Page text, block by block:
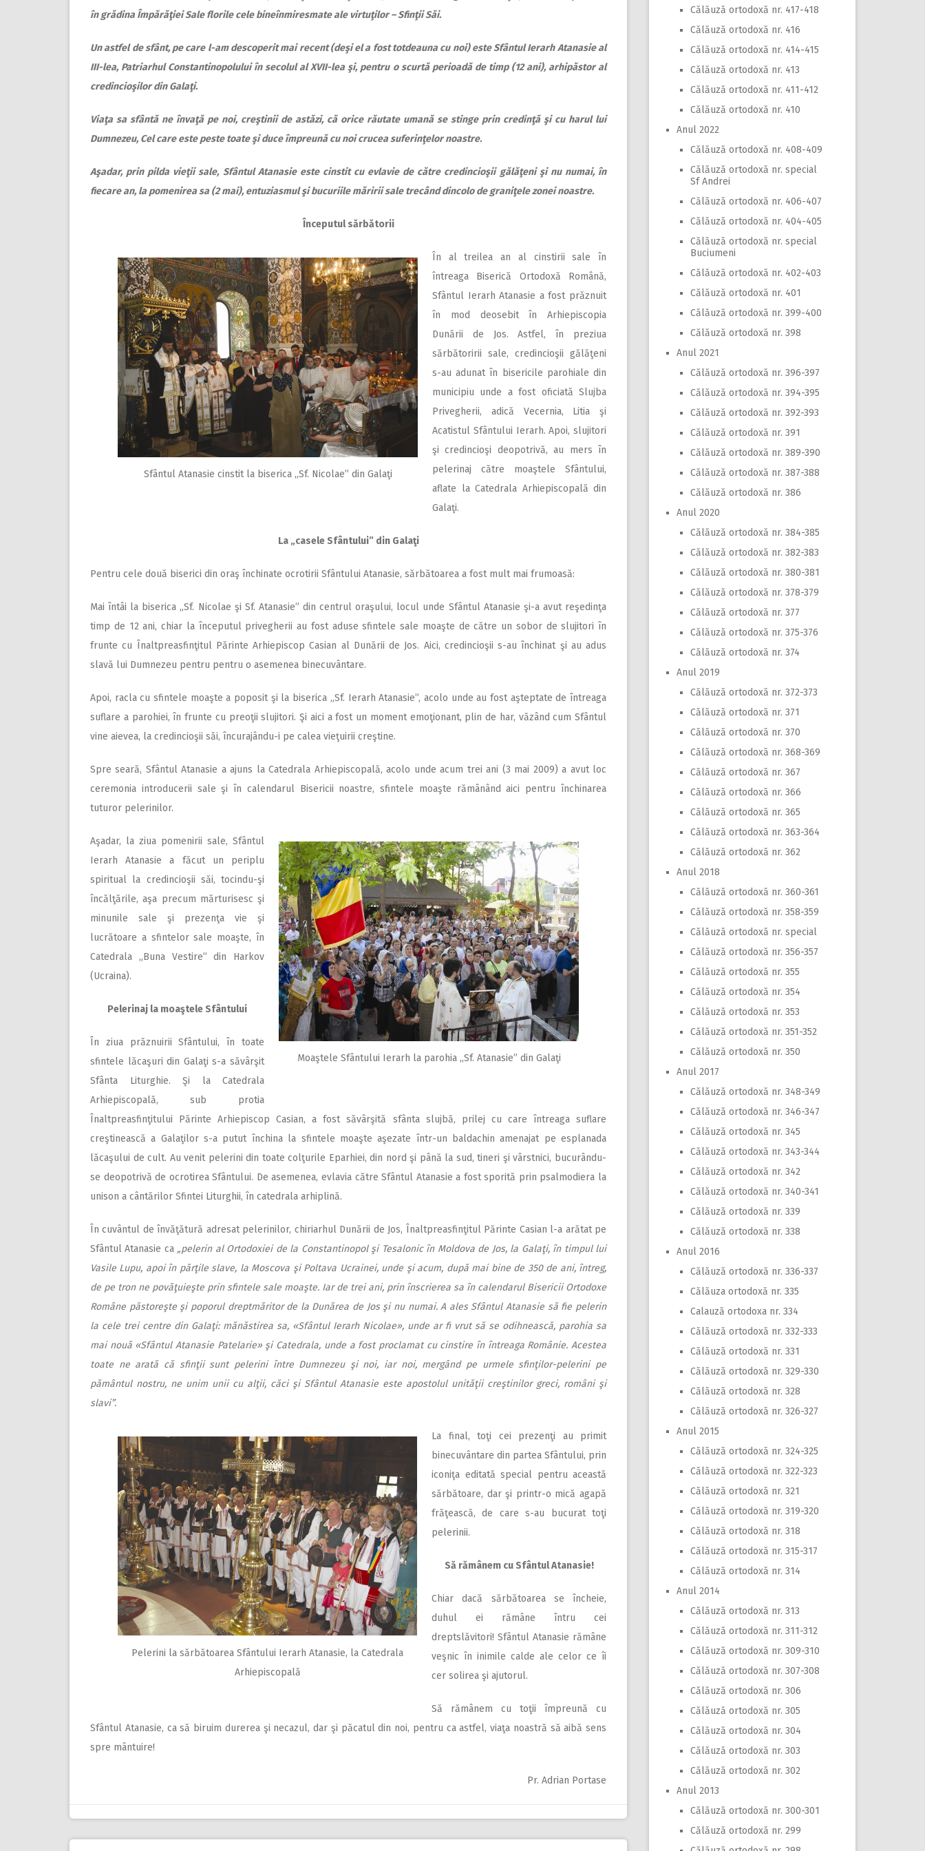
în grădina Împărăţiei Sale florile cele bineînmiresmate ale virtuţilor – Sfinţii Săi.
Un astfel de sfânt, pe care l-am descoperit mai recent (deşi el a fost totdeauna cu noi) este Sfântul Ierarh Atanasie al
III-lea, Patriarhul Constantinopolului în secolul al XVII-lea şi, pentru o scurtă perioadă de timp (12 ani), arhipăstor al
credincioşilor din Galaţi.
Viaţa sa sfântă ne învaţă pe noi, creştinii de astăzi, că orice răutate umană se stinge prin credinţă şi cu harul lui
Dumnezeu, Cel care este peste toate şi duce împreună cu noi crucea suferinţelor noastre.
Aşadar, prin pilda vieţii sale, Sfântul Atanasie este cinstit cu evlavie de către credincioşii gălăţeni şi nu numai, în
fiecare an, la pomenirea sa (2 mai), entuziasmul şi bucuriile măririi sale trecând dincolo de graniţele zonei noastre.
Începutul sărbătorii
Sfântul Atanasie cinstit la biserica ,,Sf. Nicolae” din Galaţi
În al treilea an al cinstirii sale în
întreaga Biserică Ortodoxă Română,
Sfântul Ierarh Atanasie a fost prăznuit
în mod deosebit în Arhiepiscopia
Dunării de Jos. Astfel, în preziua
sărbătoririi sale, credincioşii gălăţeni
s-au adunat în bisericile parohiale din
municipiu unde a fost oficiată Slujba
Privegherii, adică Vecernia, Litia şi
Acatistul Sfântului Ierarh. Apoi, slujitori
şi credincioşi deopotrivă, au mers în
pelerinaj către moaştele Sfântului,
aflate la Catedrala Arhiepiscopală din
Galaţi.
La „casele Sfântului” din Galaţi
Pentru cele două biserici din oraş închinate ocrotirii Sfântului Atanasie, sărbătoarea a fost mult mai frumoasă:
Mai întâi la biserica „Sf. Nicolae şi Sf. Atanasie” din centrul oraşului, locul unde Sfântul Atanasie şi-a avut reşedinţa
timp de 12 ani, chiar la începutul privegherii au fost aduse sfintele sale moaşte de către un sobor de slujitori în
frunte cu Înaltpreasfinţitul Părinte Arhiepiscop Casian al Dunării de Jos. Aici, credincioşii s-au închinat şi au adus
slavă lui Dumnezeu pentru pentru o asemenea binecuvântare.
Apoi, racla cu sfintele moaşte a poposit şi la biserica „Sf. Ierarh Atanasie”, acolo unde au fost aşteptate de întreaga
suflare a parohiei, în frunte cu preoţii slujitori. Şi aici a fost un moment emoţionant, plin de har, văzând cum Sfântul
vine aievea, la credincioşii săi, încurajându-i pe calea vieţuirii creştine.
Spre seară, Sfântul Atanasie a ajuns la Catedrala Arhiepiscopală, acolo unde acum trei ani (3 mai 2009) a avut loc
ceremonia introducerii sale şi în calendarul Bisericii noastre, sfintele moaşte rămânând aici pentru închinarea
tuturor pelerinilor.
Moaştele Sfântului Ierarh la parohia ,,Sf. Atanasie” din Galaţi
Aşadar, la ziua pomenirii sale, Sfântul
Ierarh Atanasie a făcut un periplu
spiritual la credincioşii săi, tocindu-şi
încălţările, aşa precum mărturisesc şi
minunile sale şi prezenţa vie şi
lucrătoare a sfintelor sale moaşte, în
Catedrala „Buna Vestire” din Harkov
(Ucraina).
Pelerinaj la moaştele Sfântului
În ziua prăznuirii Sfântului, în toate
sfintele lăcaşuri din Galaţi s-a săvârşit
Sfânta Liturghie. Şi la Catedrala
Arhiepiscopală, sub protia
Înaltpreasfinţitului Părinte Arhiepiscop Casian, a fost săvârşită sfânta slujbă, prilej cu care întreaga suflare
creştinească a Galaţilor s-a putut închina la sfintele moaşte aşezate într-un baldachin amenajat pe esplanada
lăcaşului de cult. Au venit pelerini din toate colţurile Eparhiei, din nord şi până la sud, tineri şi vârstnici, bucurându-
se deopotrivă de ocrotirea Sfântului. De asemenea, evlavia către Sfântul Atanasie a fost sporită prin psalmodiera la
unison a cântărilor Sfintei Liturghii, în catedrala arhiplină.
În cuvântul de învăţătură adresat pelerinilor, chiriarhul Dunării de Jos, Înaltpreasfinţitul Părinte Casian l-a arătat pe
Sfântul Atanasie ca „pelerin al Ortodoxiei de la Constantinopol şi Tesalonic în Moldova de Jos, la Galaţi, în timpul lui
Vasile Lupu, apoi în părţile slave, la Moscova şi Poltava Ucrainei, unde şi acum, după mai bine de 350 de ani, întreg,
de pe tron ne povăţuieşte prin sfintele sale moaşte. Iar de trei ani, prin înscrierea sa în calendarul Bisericii Ortodoxe
Române păstoreşte şi poporul dreptmăritor de la Dunărea de Jos şi nu numai. A ales Sfântul Atanasie să fie pelerin
la cele trei centre din Galaţi: mănăstirea sa, «Sfântul Ierarh Nicolae», unde ar fi vrut să se odihnească, parohia sa
mai nouă «Sfântul Atanasie Patelarie» şi Catedrala, unde a fost proclamat cu cinstire în întreaga Românie. Acestea
toate ne arată că sfinţii sunt pelerini între Dumnezeu şi noi, iar noi, mergând pe urmele sfinţilor-pelerini pe
pământul nostru, ne unim unii cu alţii, căci şi Sfântul Atanasie este apostolul unităţii creştinilor greci, români şi
slavi”.
Pelerini la sărbătoarea Sfântului Ierarh Atanasie, la Catedrala
Arhiepiscopală
La final, toţi cei prezenţi au primit
binecuvântare din partea Sfântului, prin
iconiţa editată special pentru această
sărbătoare, dar şi printr-o mică agapă
frăţească, de care s-au bucurat toţi
pelerinii.
Să rămânem cu Sfântul Atanasie!
Chiar dacă sărbătoarea se încheie,
duhul ei rămâne întru cei
dreptslăvitori! Sfântul Atanasie rămâne
veşnic în inimile calde ale celor ce îi
cer solirea şi ajutorul.
Să rămânem cu toţii împreună cu
Sfântul Atanasie, ca să biruim durerea şi necazul, dar şi păcatul din noi, pentru ca astfel, viaţa noastră să aibă sens
spre mântuire!
Pr. Adrian Portase
Călăuză ortodoxă nr. 417-418
Călăuză ortodoxă nr. 416
Călăuză ortodoxă nr. 414-415
Călăuză ortodoxă nr. 413
Călăuză ortodoxă nr. 411-412
Călăuză ortodoxă nr. 410
Anul 2022
Călăuză ortodoxă nr. 408-409
Călăuză ortodoxă nr. special
Sf Andrei
Călăuză ortodoxă nr. 406-407
Călăuză ortodoxă nr. 404-405
Călăuză ortodoxă nr. special
Buciumeni
Călăuză ortodoxă nr. 402-403
Călăuză ortodoxă nr. 401
Călăuză ortodoxă nr. 399-400
Călăuză ortodoxă nr. 398
Anul 2021
Călăuză ortodoxă nr. 396-397
Călăuză ortodoxă nr. 394-395
Călăuză ortodoxă nr. 392-393
Călăuză ortodoxă nr. 391
Călăuză ortodoxă nr. 389-390
Călăuză ortodoxă nr. 387-388
Călăuză ortodoxă nr. 386
Anul 2020
Călăuză ortodoxă nr. 384-385
Călăuză ortodoxă nr. 382-383
Călăuză ortodoxă nr. 380-381
Călăuză ortodoxă nr. 378-379
Călăuză ortodoxă nr. 377
Călăuză ortodoxă nr. 375-376
Călăuză ortodoxă nr. 374
Anul 2019
Călăuză ortodoxă nr. 372-373
Călăuză ortodoxă nr. 371
Călăuză ortodoxă nr. 370
Călăuză ortodoxă nr. 368-369
Călăuză ortodoxă nr. 367
Călăuză ortodoxă nr. 366
Călăuză ortodoxă nr. 365
Călăuză ortodoxă nr. 363-364
Călăuză ortodoxă nr. 362
Anul 2018
Călăuză ortodoxă nr. 360-361
Călăuză ortodoxă nr. 358-359
Călăuză ortodoxă nr. special
Călăuză ortodoxă nr. 356-357
Călăuză ortodoxă nr. 355
Călăuză ortodoxă nr. 354
Călăuză ortodoxă nr. 353
Călăuză ortodoxă nr. 351-352
Călăuză ortodoxă nr. 350
Anul 2017
Călăuză ortodoxă nr. 348-349
Călăuză ortodoxă nr. 346-347
Călăuză ortodoxă nr. 345
Călăuză ortodoxă nr. 343-344
Călăuză ortodoxă nr. 342
Călăuză ortodoxă nr. 340-341
Călăuză ortodoxă nr. 339
Călăuză ortodoxă nr. 338
Anul 2016
Călăuză ortodoxă nr. 336-337
Călăuza ortodoxă nr. 335
Calauză ortodoxa nr. 334
Călăuză ortodoxă nr. 332-333
Călăuză ortodoxă nr. 331
Călăuză ortodoxă nr. 329-330
Călăuză ortodoxă nr. 328
Călăuză ortodoxă nr. 326-327
Anul 2015
Călăuză ortodoxă nr. 324-325
Călăuză ortodoxă nr. 322-323
Călăuză ortodoxă nr. 321
Călăuză ortodoxă nr. 319-320
Călăuză ortodoxă nr. 318
Călăuză ortodoxă nr. 315-317
Călăuză ortodoxă nr. 314
Anul 2014
Călăuză ortodoxă nr. 313
Călăuză ortodoxă nr. 311-312
Călăuză ortodoxă nr. 309-310
Călăuză ortodoxă nr. 307-308
Călăuză ortodoxă nr. 306
Călăuză ortodoxă nr. 305
Călăuză ortodoxă nr. 304
Călăuză ortodoxă nr. 303
Călăuză ortodoxă nr. 302
Anul 2013
Călăuză ortodoxă nr. 300-301
Călăuză ortodoxă nr. 299